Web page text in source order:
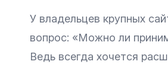
У владельцев крупных
вопрос: «Можно ли
Ведь всегда хочется